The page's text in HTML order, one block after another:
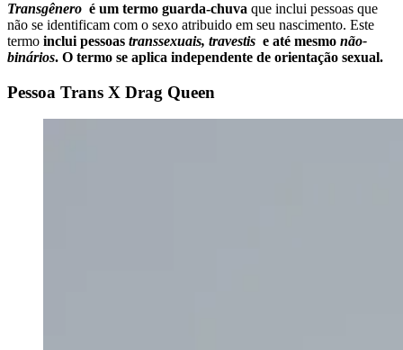
Transgênero é um termo guarda-chuva que inclui pessoas que
não se identificam com o sexo atribuido em seu nascimento. Este
termo inclui pessoas transsexuais, travestis e até mesmo não-
binários. O termo se aplica independente de orientação sexual.
Pessoa Trans X Drag Queen